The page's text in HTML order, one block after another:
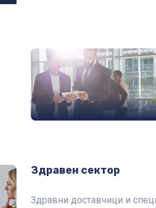
Здравен сектор
Здравни доставчици и